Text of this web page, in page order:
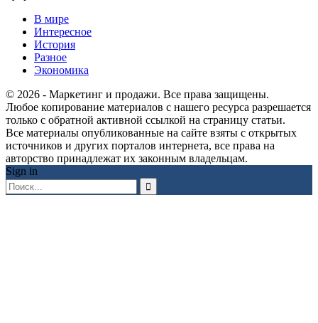
В мире
Интересное
История
Разное
Экономика
© 2026 - Маркетинг и продажи. Все права защищены.
Любое копирование материалов с нашего ресурса разрешается
только с обратной активной ссылкой на страницу статьи.
Все материалы опубликованные на сайте взяты с открытых
источников и других порталов интернета, все права на
авторство принадлежат их законным владельцам.
Sign in